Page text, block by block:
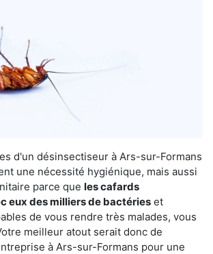
d'un désinsectiseur à Ars-sur-Formans
une nécessité hygiénique, mais aussi
parce que les cafards
eux des milliers de bactéries et
de vous rendre très malades, vous
meilleur atout serait donc de
à Ars-sur-Formans pour une